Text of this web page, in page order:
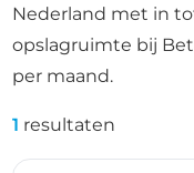
Nederland met in
opslagruimte bij
per maand.
1 resultaten